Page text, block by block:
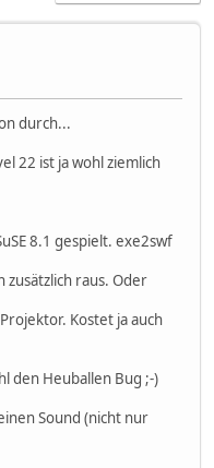
durch...
22 ist ja wohl ziemlich
8.1 gespielt. exe2swf
zusätzlich raus. Oder
Kostet ja auch
den Heuballen Bug ;-)
Sound (nicht nur